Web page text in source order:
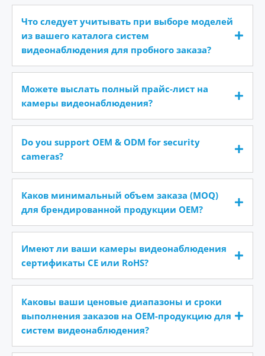
Что следует учитывать при выборе моделей
из вашего каталога систем
видеонаблюдения для пробного заказа?
Можете выслать полный прайс-лист на
камеры видеонаблюдения?
Do you support OEM & ODM for security
cameras?
Каков минимальный объем заказа (MOQ)
для брендированной продукции OEM?
Имеют ли ваши камеры видеонаблюдения
сертификаты CE или RoHS?
Каковы ваши ценовые диапазоны и сроки
выполнения заказов на OEM-продукцию для
систем видеонаблюдения?